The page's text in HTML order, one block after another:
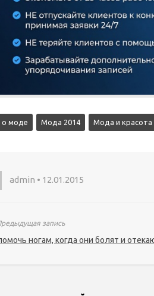
о моде Мода 2014 Мода и красота
admin • 12.01.2015
запись
ногам, когда они болят и